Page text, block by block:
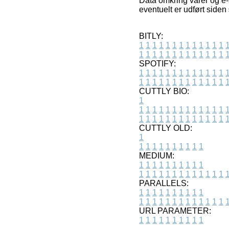
eventuelt er udført
BITLY:
1 1 1 1 1 1 1 1 1 1 1 1 1 1
1 1 1 1 1 1 1 1 1 1 1 1 1 1
SPOTIFY:
1 1 1 1 1 1 1 1 1 1 1 1 1 1
1 1 1 1 1 1 1 1 1 1 1 1 1 1
CUTTLY BIO:
1
1 1 1 1 1 1 1 1 1 1 1 1 1 1
1 1 1 1 1 1 1 1 1 1 1 1 1 1
CUTTLY OLD:
1
1 1 1 1 1 1 1 1 1 1
MEDIUM:
1 1 1 1 1 1 1 1 1 1
1 1 1 1 1 1 1 1 1 1 1 1 1 1
PARALLELS:
1 1 1 1 1 1 1 1 1 1
1 1 1 1 1 1 1 1 1 1 1 1 1 1
URL PARAMETER:
1 1 1 1 1 1 1 1 1 1